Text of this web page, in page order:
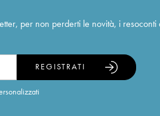
per non perderti le novità, i resoconti
REGISTRATI